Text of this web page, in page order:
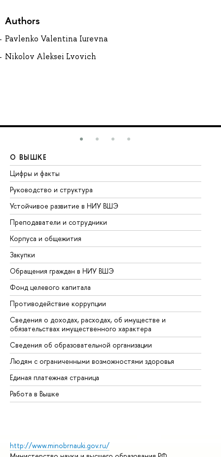
Authors
Pavlenko Valentina Iurevna
Nikolov Aleksei Lvovich
О ВЫШКЕ
Цифры и факты
Руководство и структура
Устойчивое развитие в НИУ ВШЭ
Преподаватели и сотрудники
Корпуса и общежития
Закупки
Обращения граждан в НИУ ВШЭ
Фонд целевого капитала
Противодействие коррупции
Сведения о доходах, расходах, об имуществе и
обязательствах имущественного характера
Сведения об образовательной организации
Людям с ограниченными возможностями здоровья
Единая платежная страница
Работа в Вышке
http://www.minobrnauki.gov.ru/